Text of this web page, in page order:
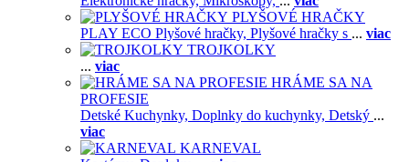
PLYŠOVÉ HRAČKY
PLAY ECO Plyšové hračky, Plyšové hračky s ... viac
TROJKOLKY
... viac
HRÁME SA NA
PROFESIE
Detské Kuchynky, Doplnky do kuchynky, Detský ...
viac
KARNEVAL